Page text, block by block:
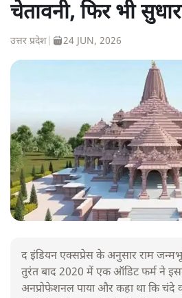
चेतावनी, फिर भी
उत्तर प्रदेश 24 JUN, 2026
द इंडियन एक्सप्रेस के अनुसार राम
तुरंत बाद 2020 में एक ऑडिट फर्म ने
अनप्रोफेशनल पाया और कहा था कि चंदे